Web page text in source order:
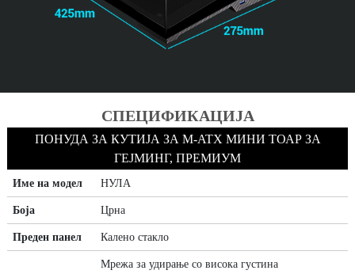
СПЕЦИФИКАЦИЈА
ПОНУДА ЗА КУТИЈА ЗА M-ATX МИНИ ТОАР ЗА
ГЕЈМИНГ, ПРЕМИУМ
Име на модел
НУЛА
Боја
Црна
Преден панел
Калено стакло
Мрежа за удирање со висока густина